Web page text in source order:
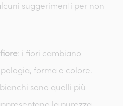
suggerimenti per non
: i fiori cambiano
forma e colore.
sono quelli più